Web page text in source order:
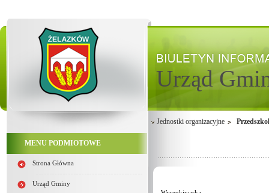
Urząd
MENU PODMIOTOWE
Strona Główna
Urząd Gminy
Jednostki organizacyjne